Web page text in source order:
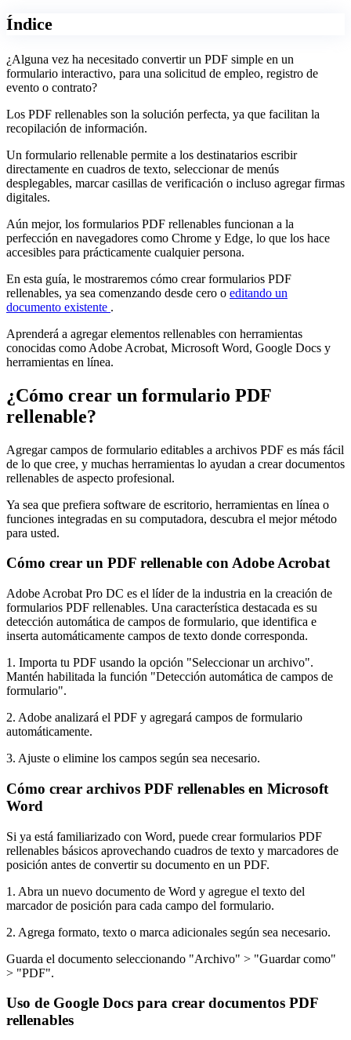
Índice
¿Alguna vez ha necesitado convertir un PDF simple en un
formulario interactivo, para una solicitud de empleo, registro de
evento o contrato?
Los PDF rellenables son la solución perfecta, ya que facilitan la
recopilación de información.
Un formulario rellenable permite a los destinatarios escribir
directamente en cuadros de texto, seleccionar de menús
desplegables, marcar casillas de verificación o incluso agregar firmas
digitales.
Aún mejor, los formularios PDF rellenables funcionan a la
perfección en navegadores como Chrome y Edge, lo que los hace
accesibles para prácticamente cualquier persona.
En esta guía, le mostraremos cómo crear formularios PDF
rellenables, ya sea comenzando desde cero o editando un
documento existente .
Aprenderá a agregar elementos rellenables con herramientas
conocidas como Adobe Acrobat, Microsoft Word, Google Docs y
herramientas en línea.
¿Cómo crear un formulario PDF
rellenable?
Agregar campos de formulario editables a archivos PDF es más fácil
de lo que cree, y muchas herramientas lo ayudan a crear documentos
rellenables de aspecto profesional.
Ya sea que prefiera software de escritorio, herramientas en línea o
funciones integradas en su computadora, descubra el mejor método
para usted.
Cómo crear un PDF rellenable con Adobe Acrobat
Adobe Acrobat Pro DC es el líder de la industria en la creación de
formularios PDF rellenables. Una característica destacada es su
detección automática de campos de formulario, que identifica e
inserta automáticamente campos de texto donde corresponda.
1. Importa tu PDF usando la opción "Seleccionar un archivo".
Mantén habilitada la función "Detección automática de campos de
formulario".
2. Adobe analizará el PDF y agregará campos de formulario
automáticamente.
3. Ajuste o elimine los campos según sea necesario.
Cómo crear archivos PDF rellenables en Microsoft
Word
Si ya está familiarizado con Word, puede crear formularios PDF
rellenables básicos aprovechando cuadros de texto y marcadores de
posición antes de convertir su documento en un PDF.
1. Abra un nuevo documento de Word y agregue el texto del
marcador de posición para cada campo del formulario.
2. Agrega formato, texto o marca adicionales según sea necesario.
Guarda el documento seleccionando "Archivo" > "Guardar como"
> "PDF".
Uso de Google Docs para crear documentos PDF
rellenables